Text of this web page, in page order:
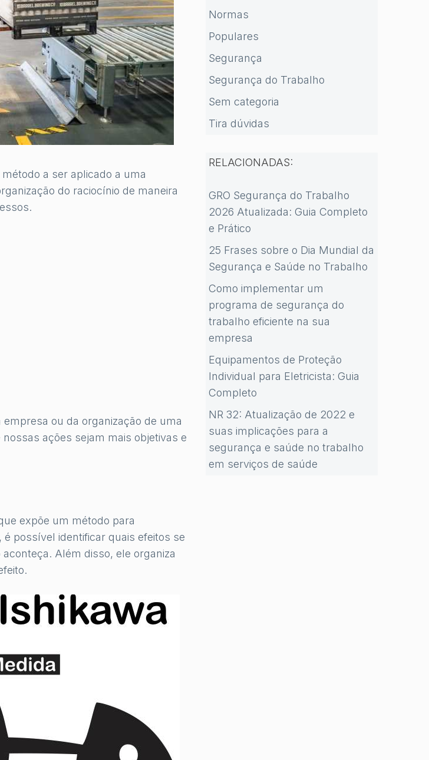
a ser aplicado a uma
do raciocínio de maneira
ou da organização de uma
ações sejam mais objetivas e
expõe um método para
possível identificar quais efeitos se
Além disso, ele organiza
Normas
Populares
Segurança
Segurança do Trabalho
Sem categoria
Tira dúvidas
RELACIONADAS:
GRO Segurança do Trabalho
2026 Atualizada: Guia Completo
e Prático
25 Frases sobre o Dia Mundial da
Segurança e Saúde no Trabalho
Como implementar um
programa de segurança do
trabalho eficiente na sua
empresa
Equipamentos de Proteção
Individual para Eletricista: Guia
Completo
NR 32: Atualização de 2022 e
suas implicações para a
segurança e saúde no trabalho
em serviços de saúde